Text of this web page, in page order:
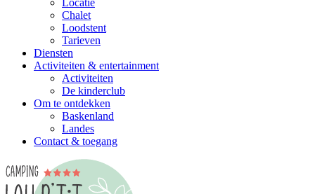
Locatie
Chalet
Loodstent
Tarieven
Diensten
Activiteiten & entertainment
Activiteiten
De kinderclub
Om te ontdekken
Baskenland
Landes
Contact & toegang